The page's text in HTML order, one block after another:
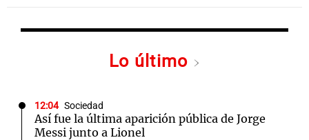
Lo último
12:04 Sociedad
Así fue la última aparición pública de Jorge
Messi junto a Lionel